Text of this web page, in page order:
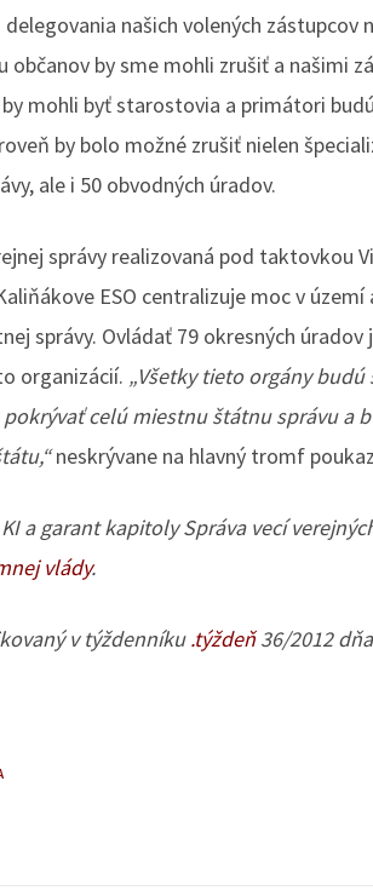
našich volených zástupcov
občanov by sme mohli zrušiť a našimi
mohli byť starostovia a primátori
by bolo možné zrušiť nielen
ale i 50 obvodných úradov.
správy realizovaná pod taktovkou
ESO centralizuje moc v
správy. Ovládať 79 okresných
organizácií. „Všetky tieto orgány
celú miestnu štátnu správu a
neskrývane na hlavný tromf
a garant kapitoly Správa vecí
vlády.
v týždenníku.týždeň36/2012